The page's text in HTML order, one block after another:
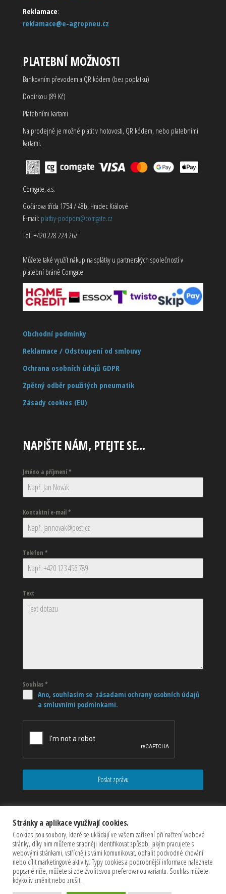
Reklamace:
reklamace@e-agropneu.cz
PLATEBNÍ MOŽNOSTI
Bankovním převodem a QR kódem (bez poplatku)
Dobírkou (89 Kč)
Platebními kartami
Na prodejně je možné platit v hotovosti, QR kódem, nebo platebními
kartami.
Comgate, a.s.
Gočárova třída 1754 / 48b, Hradec Králové
E-mail: platby-podpora@comgate.cz
Tel: +420 228 224 267
Můžete také využít nákup na splátky u partnerských společností v
platební bráně Comgate.
Obchodní podmínky
Reklamace / Odstoupení od smlouvy
Ochrana osobních údajů GDPR
Zpětný odběr použitých pneumatik
Zásady cookies (EU)
NAPIŠTE NÁM, PTEJTE SE…
Jméno a příjmení*
Kontaktní e-mail*
Telefon *
Text
Souhlas*
Ano, souhlasím se zásadami ochrany osobních údajů
a smluvními podmínkami.
Poslat zprávu
Stránky a aplikace využívají cookies.
Cookies jsou soubory, které se ukládají ve vašem zařízení při načtení webové
stránky, díky nim můžeme snadněji identifikovat způsob, jakým pracujete s
webovými stránkami, vstřícněji s vámi komunikovat, odhalit podvodné chování
nebo cílit marketingové aktivity. Typy cookies a podrobnější informace naleznete
popsané níže, můžete si zde zvolit svou preferovanou variantu. Souhlas můžete
kdykoliv změnit nebo zrušit.